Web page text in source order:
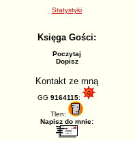
Statystyki
Księga Gości:
Poczytaj
Dopisz
Kontakt ze mną
GG 9164115:
Tlen:
Napisz do mnie: